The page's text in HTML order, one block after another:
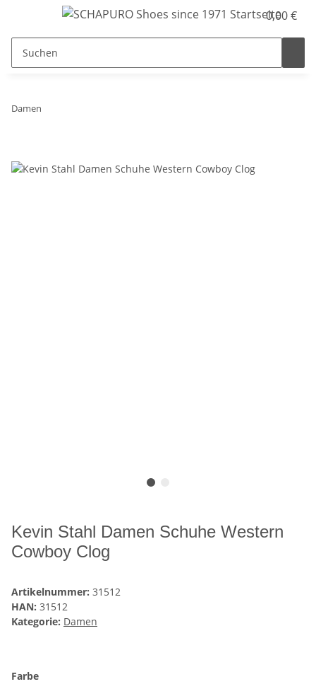
0,00 €
Damen
Kevin Stahl Damen Schuhe Western
Cowboy Clog
Artikelnummer: 31512
HAN: 31512
Kategorie: Damen
Farbe